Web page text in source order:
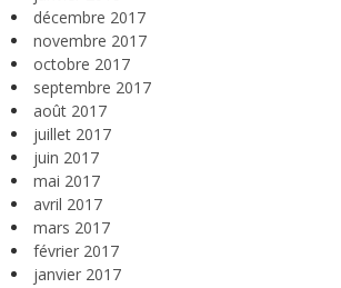
décembre 2017
novembre 2017
octobre 2017
septembre 2017
août 2017
juillet 2017
juin 2017
mai 2017
avril 2017
mars 2017
février 2017
janvier 2017